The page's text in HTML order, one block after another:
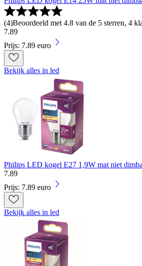
(4)Beoordeeld met 4.8 van de 5 sterren, 4
7.89
Prijs: 7.89 euro
Bekijk alles in led
Philips LED kogel E27 1,9W mat niet
7.89
Prijs: 7.89 euro
Bekijk alles in led